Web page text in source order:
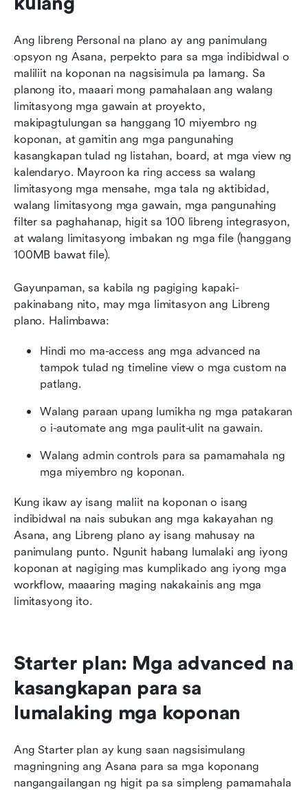
Ang libreng Personal na plano ay ang panimulang
opsyon ng Asana, perpekto para sa mga indibidwal o
maliliit na koponan na nagsisimula pa lamang. Sa
planong ito, maaari mong pamahalaan ang walang
limitasyong mga gawain at proyekto,
makipagtulungan sa hanggang 10 miyembro ng
koponan, at gamitin ang mga pangunahing
kasangkapan tulad ng listahan, board, at mga view ng
kalendaryo. Mayroon ka ring access sa walang
limitasyong mga mensahe, mga tala ng aktibidad,
walang limitasyong mga gawain, mga pangunahing
filter sa paghahanap, higit sa 100 libreng integrasyon,
at walang limitasyong imbakan ng mga file (hanggang
100MB bawat file).
Gayunpaman, sa kabila ng pagiging kapaki-
pakinabang nito, may mga limitasyon ang Libreng
plano. Halimbawa:
Hindi mo ma-access ang mga advanced na
tampok tulad ng timeline view o mga custom na
patlang.
Walang paraan upang lumikha ng mga patakaran
o i-automate ang mga paulit-ulit na gawain.
Walang admin controls para sa pamamahala ng
mga miyembro ng koponan.
Kung ikaw ay isang maliit na koponan o isang
indibidwal na nais subukan ang mga kakayahan ng
Asana, ang Libreng plano ay isang mahusay na
panimulang punto. Ngunit habang lumalaki ang iyong
koponan at nagiging mas kumplikado ang iyong mga
workflow, maaaring maging nakakainis ang mga
limitasyong ito.
Starter plan: Mga advanced na
kasangkapan para sa
lumalaking mga koponan
Ang Starter plan ay kung saan nagsisimulang
magningning ang Asana para sa mga koponang
nangangailangan ng higit pa sa simpleng pamamahala